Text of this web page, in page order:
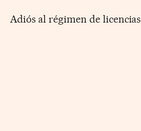
Adiós al régimen de licencias